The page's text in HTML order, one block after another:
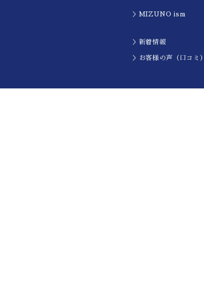
＞MIZUNO ism
＞新着情報
＞お客様の声（口コミ）